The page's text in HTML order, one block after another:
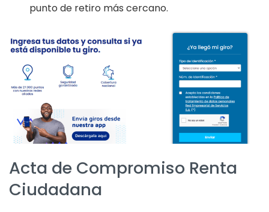
punto de retiro más cercano.
Acta de Compromiso Renta
Ciudadana